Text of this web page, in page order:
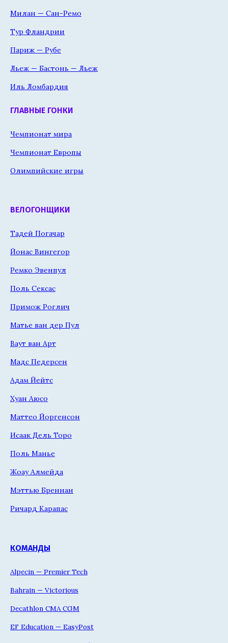
Милан — Сан-Ремо
Тур Фландрии
Париж — Рубе
Льеж — Бастонь — Льеж
Иль Ломбардия
ГЛАВНЫЕ ГОНКИ
Чемпионат мира
Чемпионат Европы
Олимпийские игры
ВЕЛОГОНЩИКИ
Тадей Погачар
Йонас Вингегор
Ремко Эвенпул
Поль Сексас
Примож Роглич
Матье ван дер Пул
Ваут ван Арт
Мадс Педерсен
Адам Йейтс
Хуан Аюсо
Маттео Йоргенсон
Исаак Дель Торо
Поль Манье
Жоау Алмейда
Мэттью Бреннан
Ричард Карапас
КОМАНДЫ
Alpecin — Premier Tech
Bahrain — Victorious
Decathlon CMA CGM
EF Education — EasyPost